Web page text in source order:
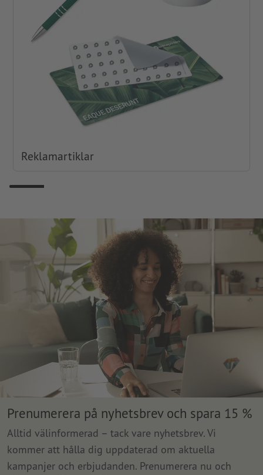
Reklamartiklar
Prenumerera på nyhetsbrev och spara 15 %
Alltid välinformerad – tack vare nyhetsbrev. Vi
kommer att hålla dig uppdaterad om aktuella
kampanjer och erbjudanden. Prenumerera nu och